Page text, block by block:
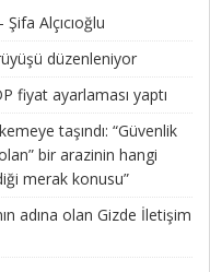
Alçıcıoğlu
düzenleniyor
fiyat ayarlaması yaptı
taşındı: “Güvenlik
bir arazinin hangi
merak konusu”
adına olan Gizde İletişim